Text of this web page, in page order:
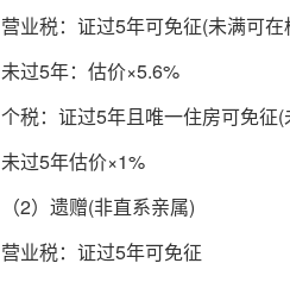
营业税：证过5年可免征(未满可在
未过5年：估价×5.6%
个税：证过5年且唯一住房可免征(
未过5年估价×1%
（2）遗赠(非直系亲属)
营业税：证过5年可免征